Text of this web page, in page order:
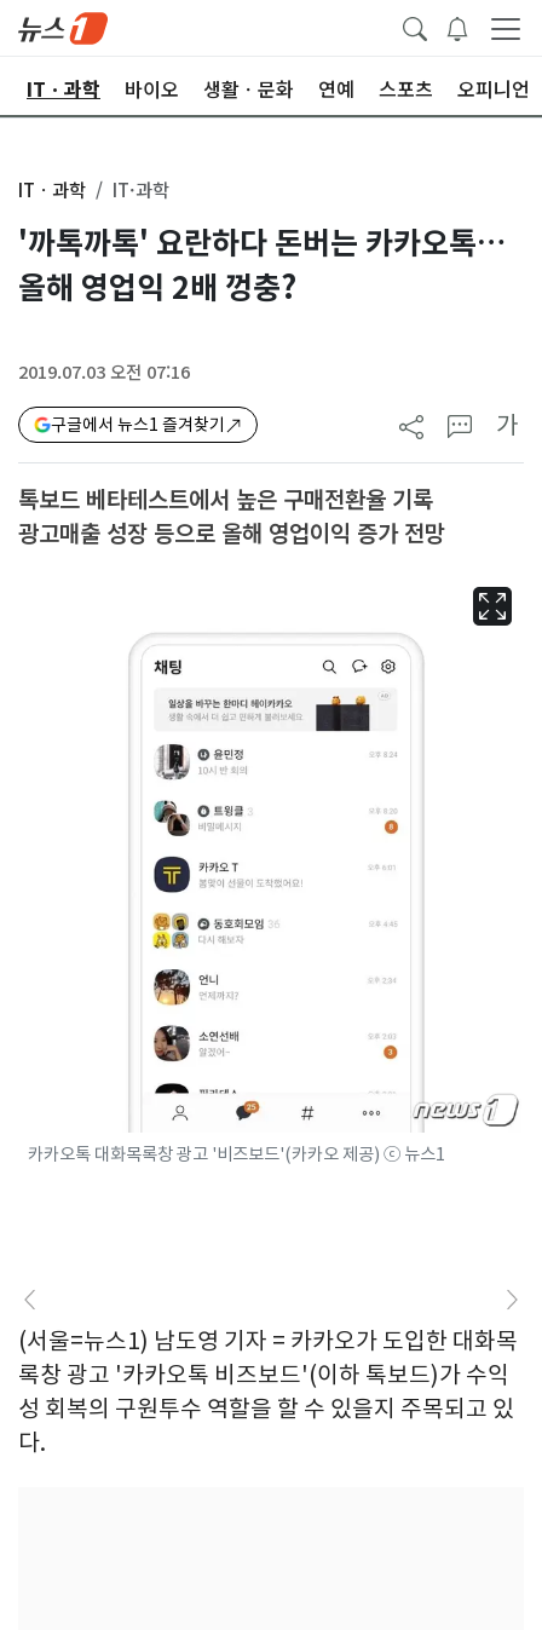
ITㆍ과학 바이오 생활ㆍ문화 연예 스포츠 오피니언
ITㆍ과학 IT·과학
'까톡까톡' 요란하다 돈버는 카카오톡…
올해 영업익 2배 껑충?
2019.07.03 오전 07:16
구글에서 뉴스1 즐겨찾기 가
톡보드 베타테스트에서 높은 구매전환율 기록
광고매출 성장 등으로 올해 영업이익 증가 전망
카카오톡 대화목록창 광고 '비즈보드'(카카오 제공) ⓒ 뉴스1
(서울=뉴스1) 남도영 기자 = 카카오가 도입한 대화목
록창 광고 '카카오톡 비즈보드'(이하 톡보드)가 수익
성 회복의 구원투수 역할을 할 수 있을지 주목되고 있
다.